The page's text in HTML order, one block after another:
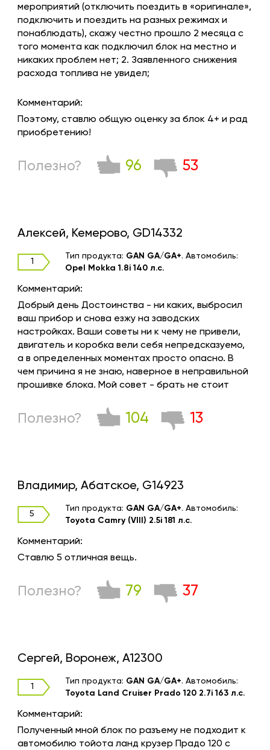
мероприятий (отключить поездить в «оригинале»,
подключить и поездить на разных режимах и
понаблюдать), скажу честно прошло 2 месяца с
того момента как подключил блок на местно и
никаких проблем нет; 2. Заявленного снижения
расхода топлива не увидел;
Комментарий:
Поэтому, ставлю общую оценку за блок 4+ и рад
приобретению!
Полезно? 96 53
Алексей, Кемерово, GD14332
1
Тип продукта: GAN GA/GA+. Автомобиль:
Opel Mokka 1.8i 140 л.с.
Комментарий:
Добрый день Достоинства - ни каких, выбросил
ваш прибор и снова езжу на заводских
настройках. Ваши советы ни к чему не привели,
двигатель и коробка вели себя непредсказуемо,
а в определенных моментах просто опасно. В
чем причина я не знаю, наверное в неправильной
прошивке блока. Мой совет - брать не стоит
Полезно? 104 13
Владимир, Абатское, G14923
5
Тип продукта: GAN GA/GA+. Автомобиль:
Toyota Camry (VIII) 2.5i 181 л.с.
Комментарий:
Ставлю 5 отличная вещь.
Полезно? 79 37
Сергей, Воронеж, A12300
1
Тип продукта: GAN GA/GA+. Автомобиль:
Toyota Land Cruiser Prado 120 2.7i 163 л.с.
Комментарий:
Полученный мной блок по разъему не подходит к
автомобилю тойота ланд крузер Прадо 120 с